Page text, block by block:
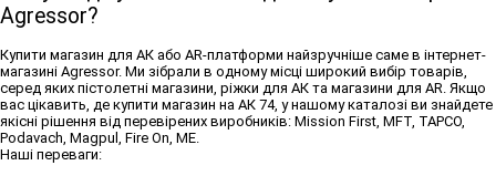
Agressor?
Купити магазин для АК або AR-платформи найзручніше саме в інтернет-
магазині Agressor. Ми зібрали в одному місці широкий вибір товарів,
серед яких пістолетні магазини, ріжки для АК та магазини для AR. Якщо
вас цікавить, де купити магазин на АК 74, у нашому каталозі ви знайдете
якісні рішення від перевірених виробників: Mission First, MFT, TAPCO,
Podavach, Magpul, Fire On, ME.
Наші переваги: